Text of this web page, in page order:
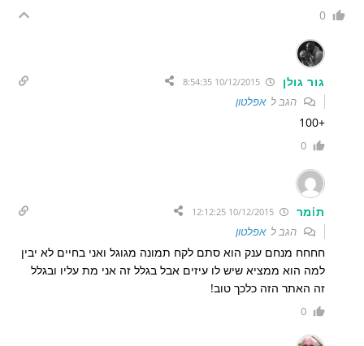
0
גור גולן 10/12/2015 8:54:35
הגב לאפלטון
+100
0
תiמר 10/12/2015 12:12:25
הגב לאפלטון
חחחח מנחם ענק הוא סתם לקח תמונה מגוגל ואני בחיים לא יבין
למה הוא ממציא שיש לו עיזים אבל בגלל זה אני מת עליו ובגלל
זה האתר הזה כלכך טוב!
0